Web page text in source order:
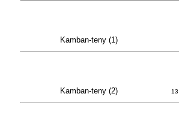
Kamban-teny (1)
Kamban-teny (2) 13